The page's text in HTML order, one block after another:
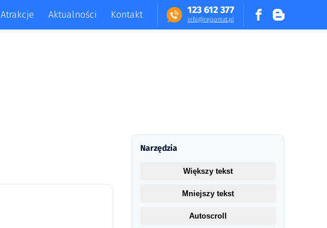
123 612 377
in​fo​@​​rej​somat​.​pl
Atrakcje Aktualności Kontakt
Narzędzia
Większy tekst
Mniejszy tekst
Autoscroll